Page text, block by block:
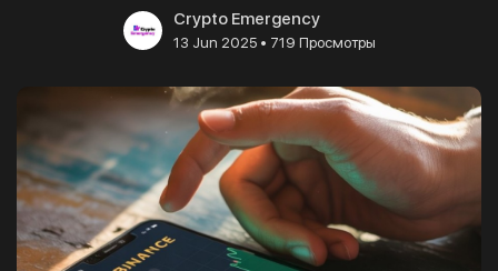
Crypto Emergency
13 Jun 2025• 719 Просмотры